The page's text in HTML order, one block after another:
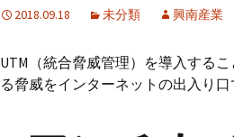
2018.09.18 未分類 興南産業
UTM（統合脅威管理）を導入する
る脅威をインターネットの出入り